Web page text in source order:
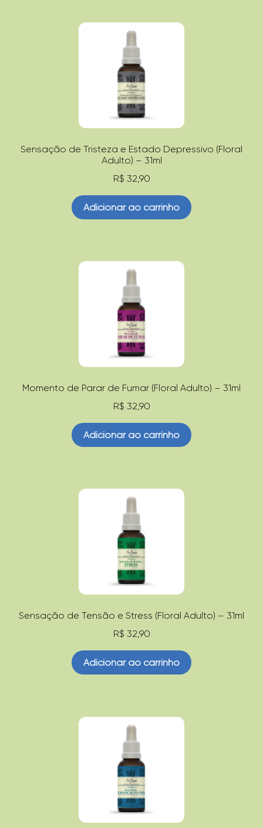
Sensação de Tristeza e Estado Depressivo (Floral
Adulto) – 31ml
R$ 32,90
Adicionar ao carrinho
Momento de Parar de Fumar (Floral Adulto) – 31ml
R$ 32,90
Adicionar ao carrinho
Sensação de Tensão e Stress (Floral Adulto) – 31ml
R$ 32,90
Adicionar ao carrinho